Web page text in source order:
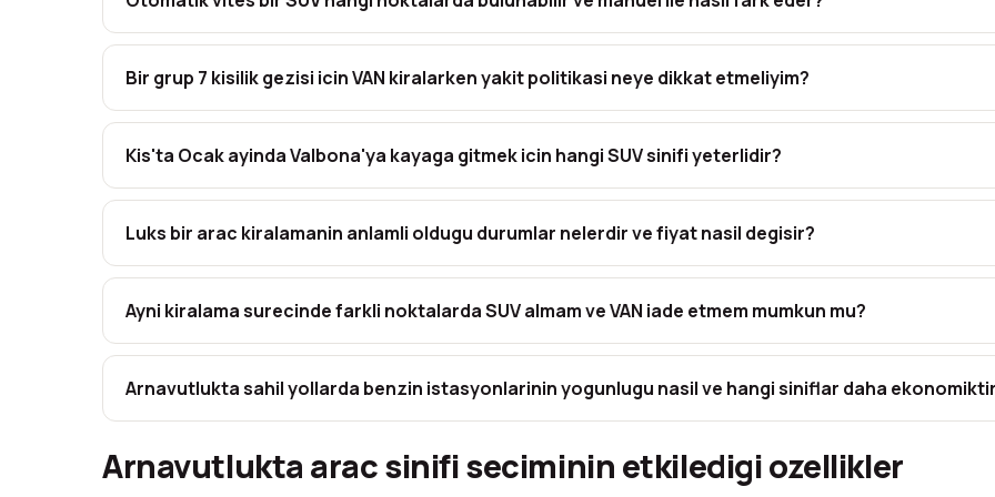
Bir grup 7 kisilik gezisi icin VAN kiralarken yakit politikasi neye dikkat etmeliyim?
Kis'ta Ocak ayinda Valbona'ya kayaga gitmek icin hangi SUV sinifi yeterlidir?
Luks bir arac kiralamanin anlamli oldugu durumlar nelerdir ve fiyat nasil degisir?
Ayni kiralama surecinde farkli noktalarda SUV almam ve VAN iade etmem mumkun mu?
Arnavutlukta sahil yollarda benzin istasyonlarinin yogunlugu nasil ve hangi siniflar daha
Arnavutlukta arac sinifi seciminin etkiledigi ozellikler